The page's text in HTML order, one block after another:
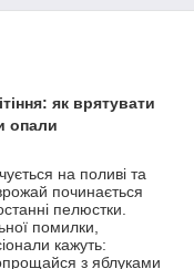
як врятувати
опали
на поливі та
починається
пелюстки.
помилки,
кажуть:
з яблуками